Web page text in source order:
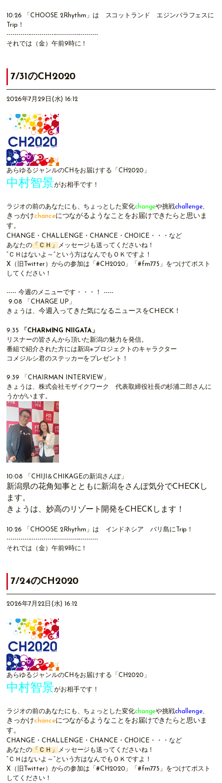
10:26 「CHOOSE 2Rhythm」 は スコットランド エジンバラフェスに
Trip！
-----------------------------------------------
それでは（金）午前9時に！
7/31のCH2020
2026年7月29日(水) 16:12
あらゆるジャンルのCHをお届けする「CH2020」
中村智景がお相手です！
ラジオの前のあなたにも、ちょっとした変化changeや挑戦challenge、
きっかけchanceにつながるようなことをお届けできたらと思いま
す。
CHANGE・CHALLENGE・CHANCE・CHOICE・・・など
あなたの 「ＣＨ」
メッセージも送ってくださいね！
”ＣＨはないよ～”という方はなんでもＯＫですよ！
X（旧
Twitter） からの参加は「#CH2020」「#fm775」をつけてポスト
してください！
----- 今週のメニューです・・・！ -----
9:08
「CHARGE UP」
きょうは、今週入ってきた気になるニュースをCHECK！
9:35 「 CHARMING NIIGATA」
リスナーの皆さんから頂いた新潟の魅力を発信。
番組で紹介された方には新潟※プロジェクトのキャラクター
コメジルシ君のステッカーをプレゼント！
9:39 「 CHAIRMAN INTERVIEW 」
きょうは、株式会社モザイクワーク 代表取締役社長の杉浦二郎さんに
うかがいます。
10:08 「CHIJI＆CHIKAGEの新潟さんぽ」
新潟県の花角知事とともに新潟をさんぽ気分でCHECKし
ます。
きょうは、妙高のリゾート開発をCHECKします！
10:26 「CHOOSE 2Rhythm」 は インドネシア バリ島にTrip！
-----------------------------------------------
それでは（金）午前9時に！
7/24のCH2020
2026年7月22日(水) 16:12
あらゆるジャンルのCHをお届けする「CH2020」
中村智景がお相手です！
ラジオの前のあなたにも、ちょっとした変化changeや挑戦challenge、
きっかけchanceにつながるようなことをお届けできたらと思いま
す。
CHANGE・CHALLENGE・CHANCE・CHOICE・・・など
あなたの 「ＣＨ」
メッセージも送ってくださいね！
”ＣＨはないよ～”という方はなんでもＯＫですよ！
X（旧
Twitter） からの参加は「#CH2020」「#fm775」をつけてポスト
してください！